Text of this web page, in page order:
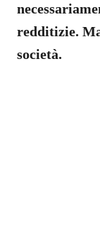
redditizie.
società.